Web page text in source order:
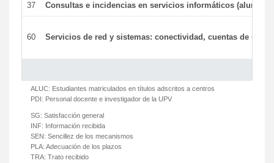
37 Consultas e incidencias en servicios informáticos (alumnos)
60 Servicios de red y sistemas: conectividad, cuentas de
ALUC: Estudiantes matriculados en títulos adscritos a centros
PDI: Personal docente e investigador de la UPV
SG: Satisfacción general
INF: Información recibida
SEN: Sencillez de los mecanismos
PLA: Adecuación de los plazos
TRA: Trato recibido